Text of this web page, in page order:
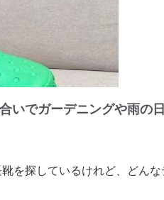
いでガーデニングや雨の
を探しているけれど、どん